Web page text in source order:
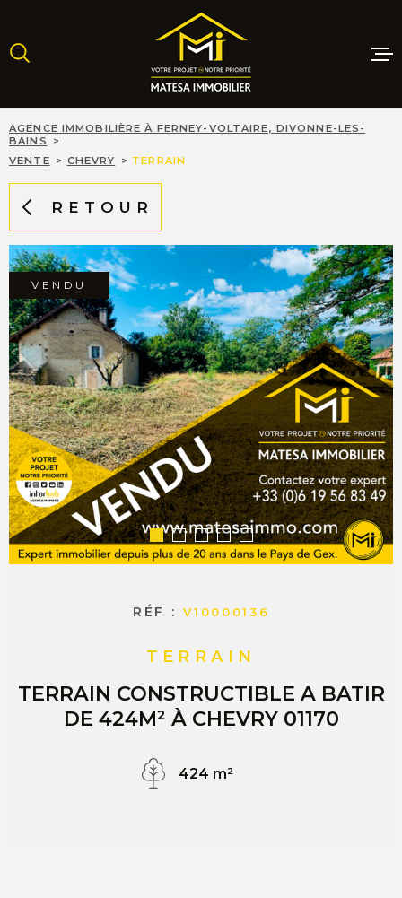
la
recherche
menu
principal
contenu
MAISONS
NEUFS
ESTIMER
VENDRE
AGENCE IMMOBILIÈRE À FERNEY-VOLTAIRE, DIVONNE-LES-
BAINS
VENTE
CHEVRY TERRAIN
RETOUR
VENDU
RÉF : V10000136
TERRAIN
TERRAIN CONSTRUCTIBLE A BATIR
DE 424M² À CHEVRY 01170
424 m²